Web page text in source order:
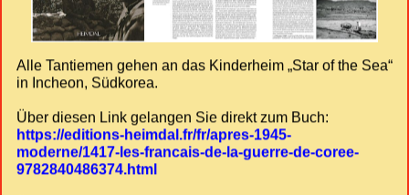
Alle Tantiemen gehen an das Kinderheim „Star of the Sea“
in Incheon, Südkorea.
Über diesen Link gelangen Sie direkt zum Buch:
https://editions-heimdal.fr/fr/apres-1945-
moderne/1417-les-francais-de-la-guerre-de-coree-
9782840486374.html